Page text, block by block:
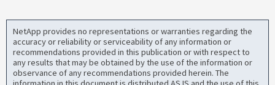
NetApp provides no representations or warranties regarding the
accuracy or reliability or serviceability of any information or
recommendations provided in this publication or with respect to
any results that may be obtained by the use of the information or
observance of any recommendations provided herein. The